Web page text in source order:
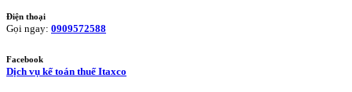
Điện thoại
Gọi ngay: 0909572588
Facebook
Dịch vụ kế toán thuế Itaxco